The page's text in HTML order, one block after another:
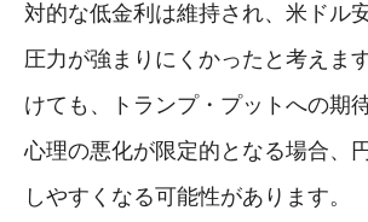
対的な低金利は維持され、米ドル
圧力が強まりにくかったと考えま
けても、トランプ・プットへの期
心理の悪化が限定的となる場合、
しやすくなる可能性があります。